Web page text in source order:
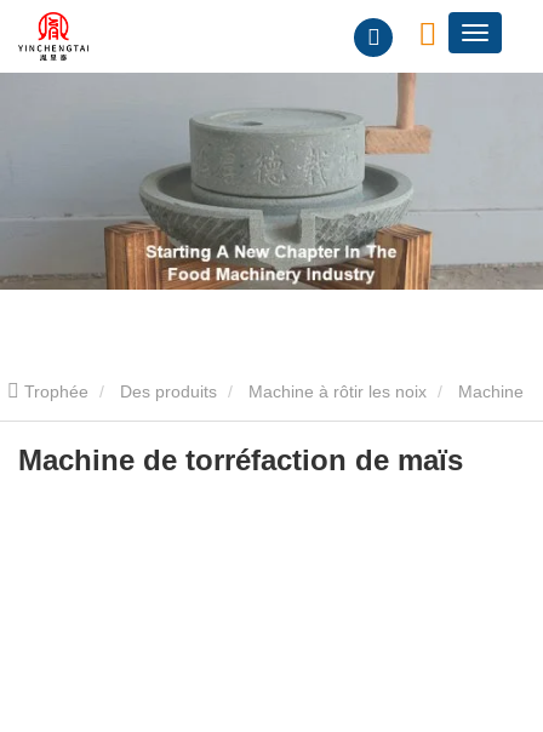
Trophée Des produits Machine à rôtir les noix Machine
à torréfier les grains Machine de torréfaction de maïs
Machine de torréfaction de maïs